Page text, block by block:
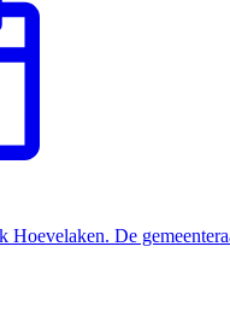
Hoevelaken. De